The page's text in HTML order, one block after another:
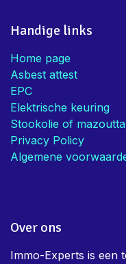
Handige links
Home page
Asbest attest
EPC
Elektrische keuring
Stookolie of
Privacy Policy
Algemene
Over ons
Immo-Experts is een